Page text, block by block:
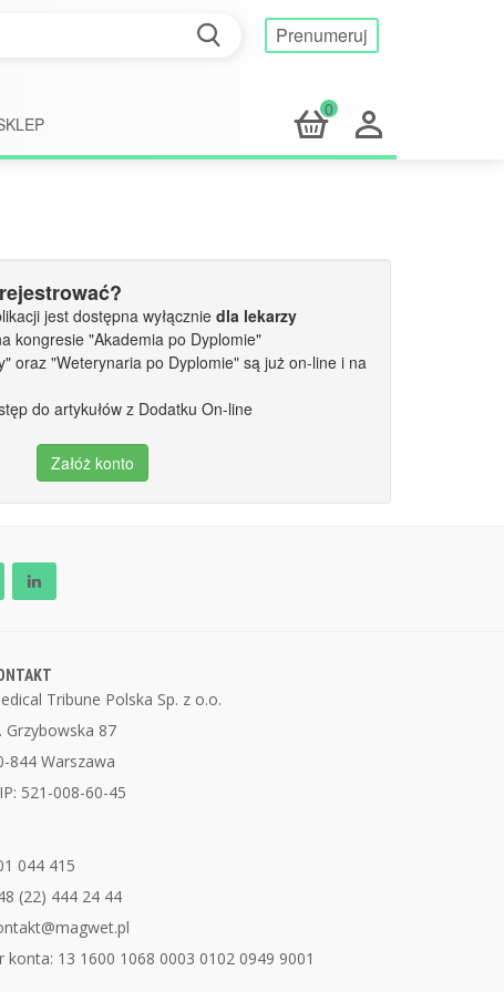
Prenumeruj
0
jest dostępna wyłącznie dla lekarzy
kongresie "Akademia po Dyplomie"
oraz "Weterynaria po Dyplomie" są już on-line i na
do artykułów z Dodatku On-line
Załóż konto
Tribune Polska Sp. z o.o.
Grzybowska 87
844 Warszawa
521-008-60-45
044 415
(22) 444 24 44
konta: 13 1600 1068 0003 0102 0949 9001